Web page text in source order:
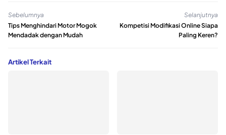
Sebelumnya
Tips Menghindari Motor Mogok
Mendadak dengan Mudah
Selanjutnya
Kompetisi Modifikasi Online Siapa
Paling Keren?
Artikel Terkait